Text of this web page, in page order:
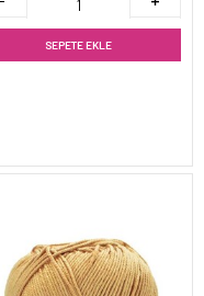
SEPETE EKLE